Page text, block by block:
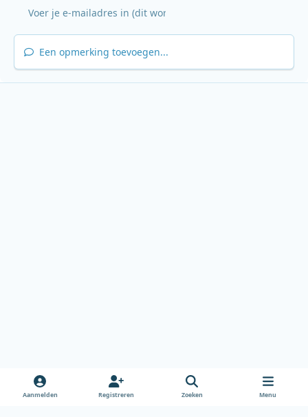
Een opmerking toevoegen...
Aanmelden Registreren Zoeken Menu